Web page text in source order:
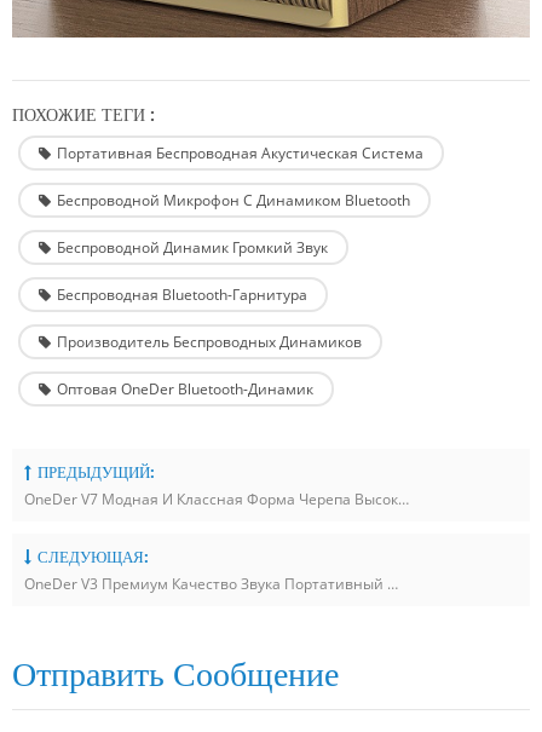
ПОХОЖИЕ ТЕГИ :
Портативная Беспроводная Акустическая Система
Беспроводной Микрофон С Динамиком Bluetooth
Беспроводной Динамик Громкий Звук
Беспроводная Bluetooth-Гарнитура
Производитель Беспроводных Динамиков
Оптовая OneDer Bluetooth-Динамик
ПРЕДЫДУЩИЙ:
OneDer V7 Модная И Классная Форма Черепа Высококачественный Звук Беспроводной Bluetooth-Динамик
СЛЕДУЮЩАЯ:
OneDer V3 Премиум Качество Звука Портативный Широко Совместимый Беспроводной Bluetooth-Динамик
Отправить Сообщение